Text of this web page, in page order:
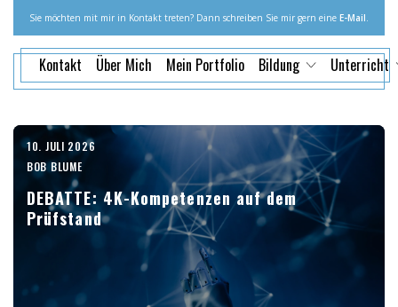
Sie möchten mit mir in Kontakt treten? Dann schreiben Sie mir gern eine E-Mail.
Kontakt Über Mich Mein Portfolio Bildung Unterricht
10. JULI 2026
BOB BLUME
DEBATTE: 4K-Kompetenzen auf dem
Prüfstand